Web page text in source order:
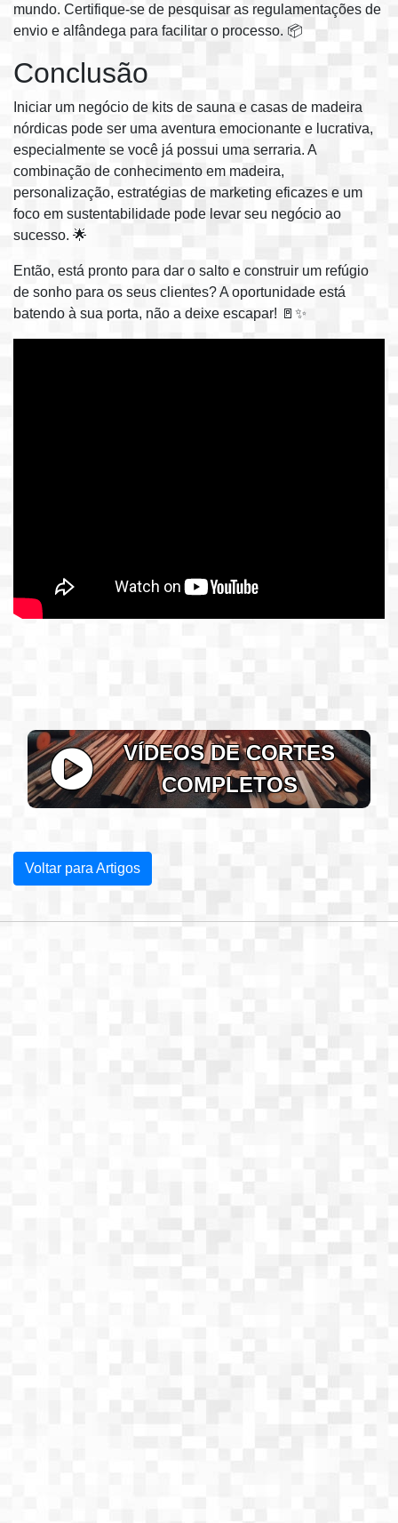
mundo. Certifique-se de pesquisar as regulamentações de
envio e alfândega para facilitar o processo. 📦
Conclusão
Iniciar um negócio de kits de sauna e casas de madeira
nórdicas pode ser uma aventura emocionante e lucrativa,
especialmente se você já possui uma serraria. A
combinação de conhecimento em madeira,
personalização, estratégias de marketing eficazes e um
foco em sustentabilidade pode levar seu negócio ao
sucesso. 🌟
Então, está pronto para dar o salto e construir um refúgio
de sonho para os seus clientes? A oportunidade está
batendo à sua porta, não a deixe escapar! 🚪✨
VÍDEOS DE CORTES
COMPLETOS
Voltar para Artigos